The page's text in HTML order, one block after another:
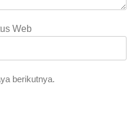
Web
berikutnya.